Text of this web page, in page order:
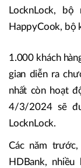
LocknLock,
HappyCook, bộ
1.000 khách
gian diễn ra
nhất còn hoạt
4/3/2024 sẽ
LocknLock.
Các năm
HDBank, nhiều